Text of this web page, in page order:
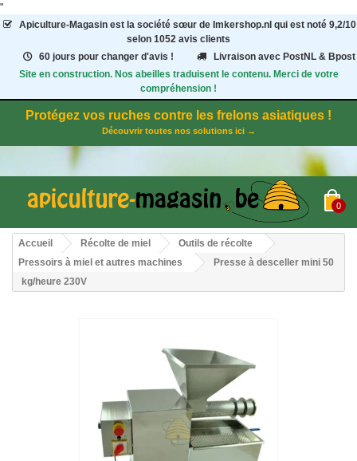
"
Apiculture-Magasinest la société sœur de Imkershop.nl qui est noté 9,2/10
selon 1052 avis clients
60 jours pour changer d'avis !
Livraison avec PostNL & Bpost
Site en construction. Nos abeilles traduisent le contenu. Merci de votre
compréhension !
Protégez vos ruches contre les frelons asiatiques !
Découvrir toutes nos solutions ici →
0
Accueil Récolte de miel
Outils de récolte
Pressoirs à miel et autres machines
Presse à desceller mini 50
kg/heure 230V